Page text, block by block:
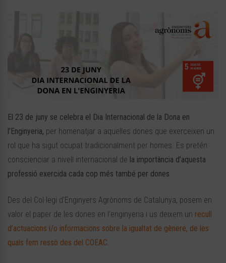
El 23 de juny se celebra el Dia Internacional de la Dona en
l’Enginyeria, per homenatjar a aquelles dones que exerceixen un
rol que ha sigut ocupat tradicionalment per homes. Es pretén
conscienciar a nivell internacional de la importància d’aquesta
professió exercida cada cop més també per dones.
Des del Col·legi d’Enginyers Agrònoms de Catalunya, posem en
valor el paper de les dones en l’enginyeria i us deixem un recull
d’actuacions i/o informacions sobre la igualtat de gènere, de les
quals fem ressò des del COEAC.